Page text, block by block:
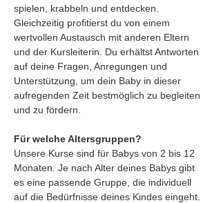
spielen, krabbeln und entdecken.
Gleichzeitig profitierst du von einem
wertvollen Austausch mit anderen Eltern
und der Kursleiterin. Du erhältst Antworten
auf deine Fragen, Anregungen und
Unterstützung, um dein Baby in dieser
aufregenden Zeit bestmöglich zu begleiten
und zu fördern.
Für welche Altersgruppen?
Unsere Kurse sind für Babys von 2 bis 12
Monaten. Je nach Alter deines Babys gibt
es eine passende Gruppe, die individuell
auf die Bedürfnisse deines Kindes eingeht.